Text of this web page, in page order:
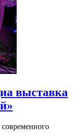
выставка